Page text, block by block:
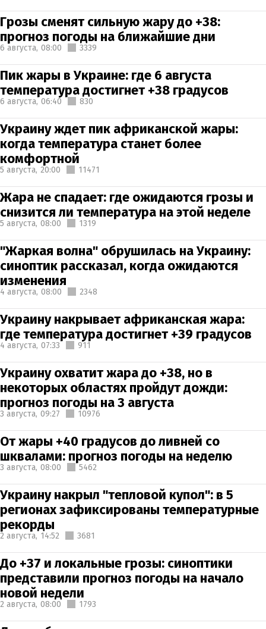
Грозы сменят сильную жару до +38:
прогноз погоды на ближайшие дни
6 августа, 08:00 3339
Пик жары в Украине: где 6 августа
температура достигнет +38 градусов
6 августа, 06:40 830
Украину ждет пик африканской жары:
когда температура станет более
комфортной
5 августа, 20:00 11471
Жара не спадает: где ожидаются грозы и
снизится ли температура на этой неделе
5 августа, 08:00 1319
"Жаркая волна" обрушилась на Украину:
синоптик рассказал, когда ожидаются
изменения
4 августа, 08:00 2348
Украину накрывает африканская жара:
где температура достигнет +39 градусов
4 августа, 07:33 911
Украину охватит жара до +38, но в
некоторых областях пройдут дожди:
прогноз погоды на 3 августа
3 августа, 09:27 10976
От жары +40 градусов до ливней со
шквалами: прогноз погоды на неделю
3 августа, 08:00 5462
Украину накрыл "тепловой купол": в 5
регионах зафиксированы температурные
рекорды
2 августа, 14:52 3681
До +37 и локальные грозы: синоптики
представили прогноз погоды на начало
новой недели
2 августа, 08:00 1793